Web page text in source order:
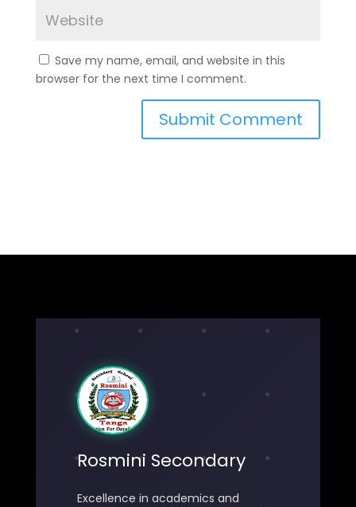
Save my name, email, and website in this
browser for the next time I comment.
Rosmini Secondary
Excellence in academics and